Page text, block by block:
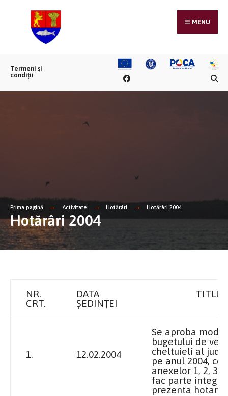
MENU
Termeni și
condiții
Prima pagină Activitate Hotărâri Hotărâri 2004
Hotărâri 2004
NR.
CRT.
DATA
ȘEDINȚEI
TITLUL
1. 12.02.2004
Se aproba
bugetului de
cheltuieli al
pe anul 2004,
anexelor 1, 2, 3
fac parte
prezenta